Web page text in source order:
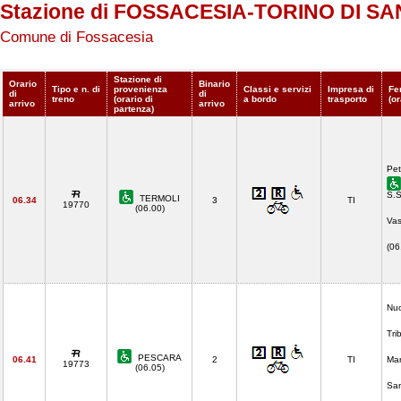
Stazione di FOSSACESIA-TORINO DI
Comune di Fossacesia
Orario
di
arrivo
Tipo e n. di
treno
Stazione di
provenienza
(orario di
partenza)
Binario
di
arrivo
Classi e servizi
a bordo
Impresa di
trasporto
06.34 19770
TERMOLI
(06.00)
3 TI
06.41 19773
PESCARA
(06.05)
2 TI